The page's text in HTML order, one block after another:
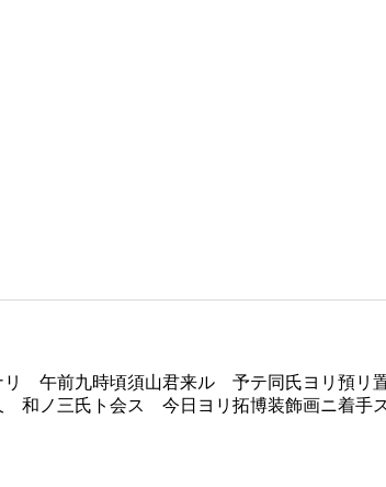
午前九時頃須山君来ル 予テ同氏ヨリ預リ
和ノ三氏ト会ス 今日ヨリ拓博装飾画ニ